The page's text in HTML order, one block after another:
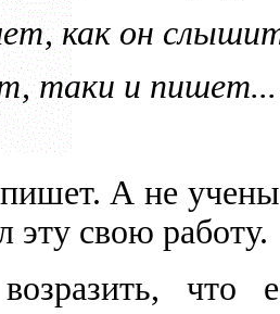
как он
таки и пишет...
А не
эту свою работу.
что